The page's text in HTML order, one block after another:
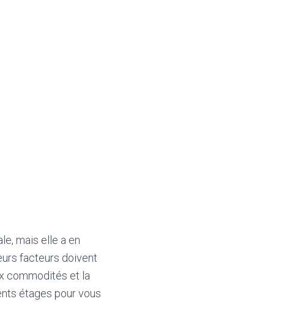
mais elle a en
facteurs doivent
commodités et la
étages pour vous